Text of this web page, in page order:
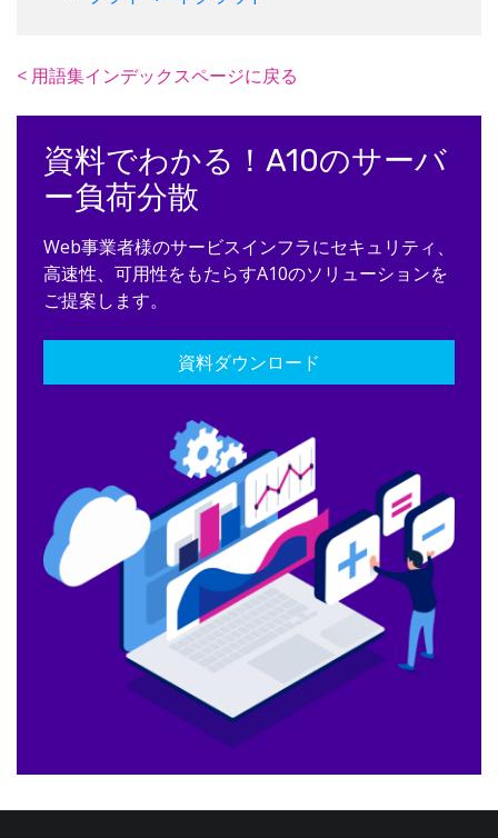
< 用語集インデックスページに戻る
資料でわかる！A10のサーバ
ー負荷分散
Web事業者様のサービスインフラにセキュリティ、
高速性、可用性をもたらすA10のソリューションを
ご提案します。
資料ダウンロード